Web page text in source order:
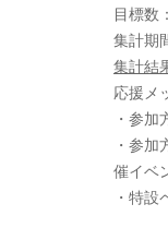
目標数
集計期
集計結
応援メ
・参
・参
催イベ
・特設